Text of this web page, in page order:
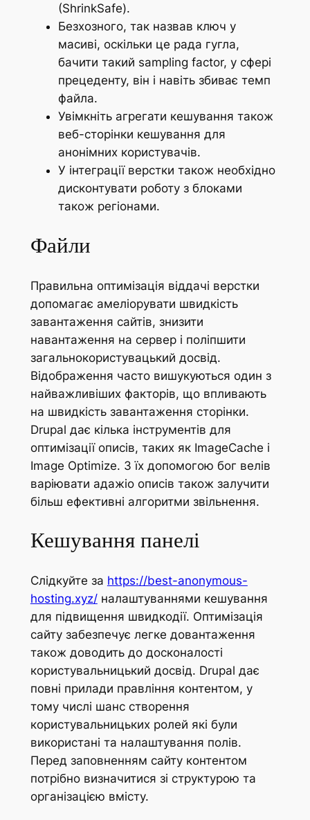
(ShrinkSafe).
Безхозного, так назвав ключ у
масиві, оскільки це рада гугла,
бачити такий sampling factor, у сфері
прецеденту, він і навіть збиває темп
файла.
Увімкніть агрегати кешування також
веб-сторінки кешування для
анонімних користувачів.
У інтеграції верстки також необхідно
дисконтувати роботу з блоками
також регіонами.
Файли
Правильна оптимізація віддачі верстки
допомагає амеліорувати швидкість
завантаження сайтів, знизити
навантаження на сервер і поліпшити
загальнокористувацький досвід.
Відображення часто вишукуються один з
найважливіших факторів, що впливають
на швидкість завантаження сторінки.
Drupal дає кілька інструментів для
оптимізації описів, таких як ImageCache і
Image Optimize. З їх допомогою бог велів
варіювати адажіо описів також залучити
більш ефективні алгоритми звільнення.
Кешування панелі
Слідкуйте за https://best-anonymous-
hosting.xyz/налаштуваннями кешування
для підвищення швидкодії. Оптимізація
сайту забезпечує легке довантаження
також доводить до досконалості
користувальницький досвід. Drupal дає
повні прилади правління контентом, у
тому числі шанс створення
користувальницьких ролей які були
використані та налаштування полів.
Перед заповненням сайту контентом
потрібно визначитися зі структурою та
організацією вмісту.